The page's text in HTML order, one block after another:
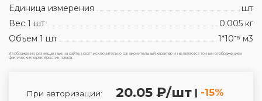
Единица измерения
шт
Вес 1 шт
0.005 кг
Объем 1 шт
1*10⁻⁵ м3
Изображения, размещенные на сайте, носят исключительно ознакомительный характер и не являются точным отображением
фактических характеристик товара.
При авторизации: 20.05 ₽/шт | -15%